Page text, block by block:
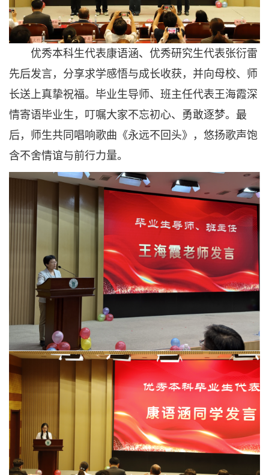
优秀本科生代表康语涵、优秀研究生代表张衍雷
先后发言，分享求学感悟与成长收获，并向母校、师
长送上真挚祝福。毕业生导师、班主任代表王海霞深
情寄语毕业生，叮嘱大家不忘初心、勇敢逐梦。最
后，师生共同唱响歌曲《永远不回头》，悠扬歌声饱
含不舍情谊与前行力量。